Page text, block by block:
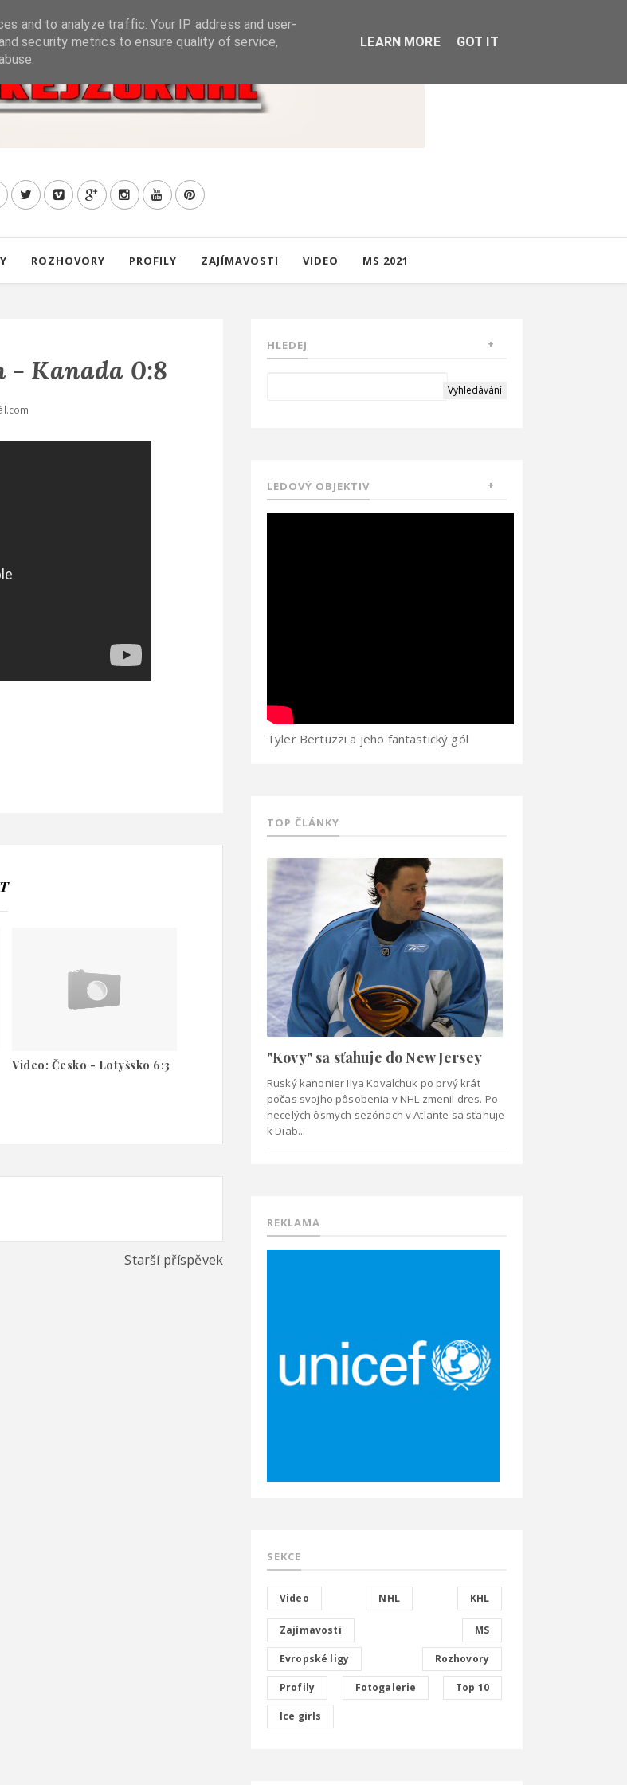
ROZHOVORY PROFILY ZAJÍMAVOSTI VIDEO MS 2021
- Kanada 0:8
Video: Česko - Lotyšsko 6:3
Starší příspěvek
HLEDEJ
LEDOVÝ OBJEKTIV
Tyler Bertuzzi a jeho fantastický gól
TOP ČLÁNKY
"Kovy" sa sťahuje do New Jersey
Ruský kanonier Ilya Kovalchuk po prvý krát
počas svojho pôsobenia v NHL zmenil dres. Po
necelých ôsmych sezónach v Atlante sa sťahuje
k Diab...
REKLAMA
SEKCE
Video NHL KHL
Zajímavosti MS
Evropské ligy Rozhovory
Profily Fotogalerie Top 10
Ice girls
and to analyze traffic. Your IP address and user-
security metrics to ensure quality of service,
LEARN MORE GOT IT